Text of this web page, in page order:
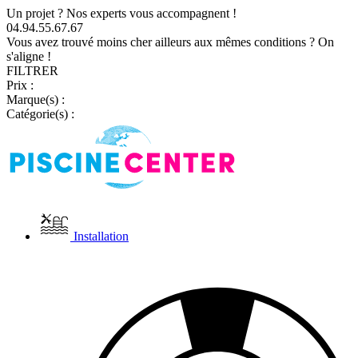
Un projet ? Nos experts vous accompagnent !
04.94.55.67.67
Vous avez trouvé moins cher ailleurs aux mêmes conditions ? On
s'aligne !
FILTRER
Prix :
Marque(s) :
Catégorie(s) :
Installation